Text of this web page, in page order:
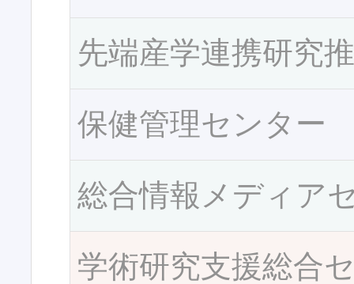
先端産学連携研究
保健管理センター
総合情報メディア
学術研究支援総合